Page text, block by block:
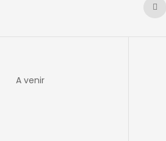
A venir